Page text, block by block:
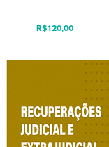
R$120,00